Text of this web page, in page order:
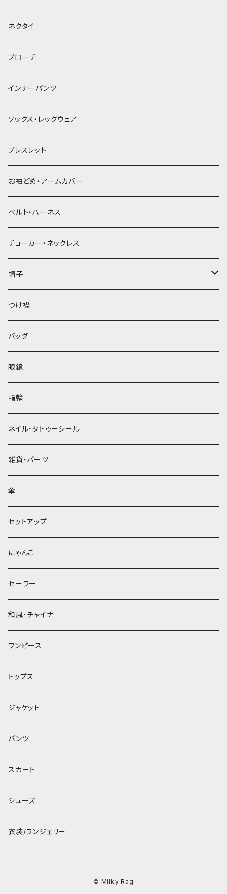
ヘッドドレス・カチューシャ
ヘアゴム
簪
ネクタイ
ブローチ
インナーパンツ
ソックス・レッグウェア
ブレスレット
お袖どめ・アームカバー
ベルト・ハーネス
チョーカー・ネックレス
帽子
ベレー帽
つけ襟
バッグ
眼鏡
指輪
ネイル・タトゥーシール
雑貨・パーツ
傘
セットアップ
にゃんこ
セーラー
和風･チャイナ
ワンピース
トップス
ジャケット
パンツ
スカート
シューズ
衣装/ランジェリー
© Milky Rag